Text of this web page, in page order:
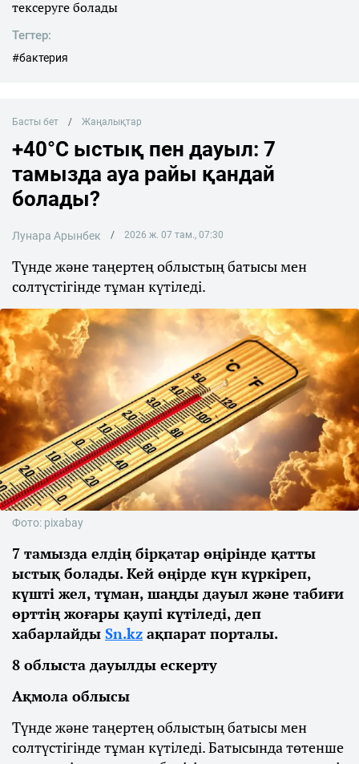
тексеруге болады
Тегтер:
#бактерия
Басты бет Жаңалықтар
+40°C ыстық пен дауыл: 7
тамызда ауа райы қандай
болады?
Лунара Арынбек 2026 ж. 07 там., 07:30
Түнде және таңертең облыстың батысы мен
солтүстігінде тұман күтіледі.
Фото: pixabay
7 тамызда елдің бірқатар өңірінде қатты
ыстық болады. Кей өңірде күн күркіреп,
күшті жел, тұман, шаңды дауыл және табиғи
өрттің жоғары қаупі күтіледі, деп
хабарлайды Sn.kz ақпарат порталы.
8 облыста дауылды ескерту
Ақмола облысы
Түнде және таңертең облыстың батысы мен
солтүстігінде тұман күтіледі. Батысында төтенше